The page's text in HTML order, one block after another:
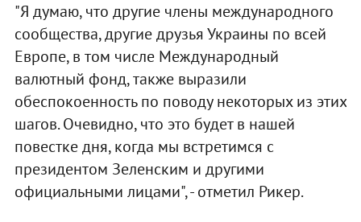
"Я думаю, что другие члены международного
сообщества, другие друзья Украины по всей
Европе, в том числе Международный
валютный фонд, также выразили
обеспокоенность по поводу некоторых из этих
шагов. Очевидно, что это будет в нашей
повестке дня, когда мы встретимся с
президентом Зеленским и другими
официальными лицами", - отметил Рикер.